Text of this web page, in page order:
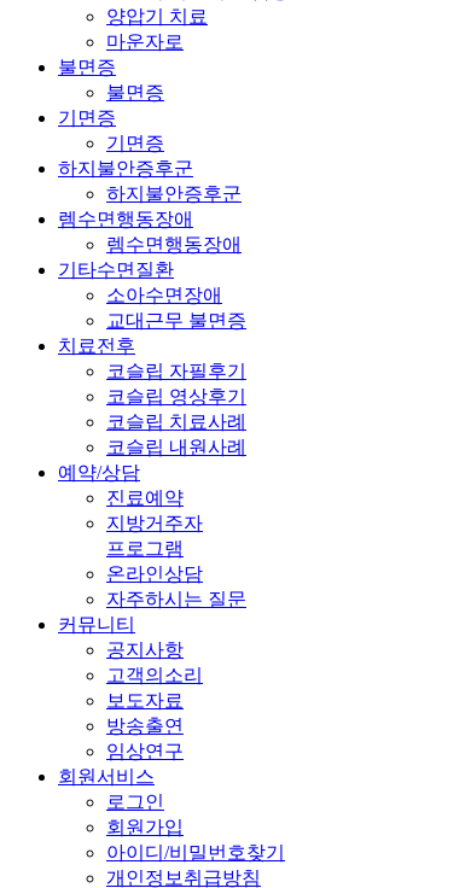
양압기 치료
마운자로
불면증
불면증
기면증
기면증
하지불안증후군
하지불안증후군
렘수면행동장애
렘수면행동장애
기타수면질환
소아수면장애
교대근무 불면증
치료전후
코슬립 자필후기
코슬립 영상후기
코슬립 치료사례
코슬립 내원사례
예약/상담
진료예약
지방거주자
프로그램
온라인상담
자주하시는 질문
커뮤니티
공지사항
고객의소리
보도자료
방송출연
임상연구
회원서비스
로그인
회원가입
아이디/비밀번호찾기
개인정보취급방침